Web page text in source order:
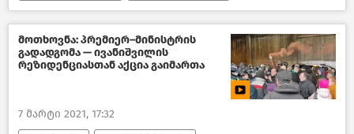
კულტურა საქართველოში
მოთხოვნა: პრემიერ–მინისტრის
გადადგომა — ივანიშვილის
რეზიდენციასთან აქცია გაიმართა
7 მარტი 2021, 17:32